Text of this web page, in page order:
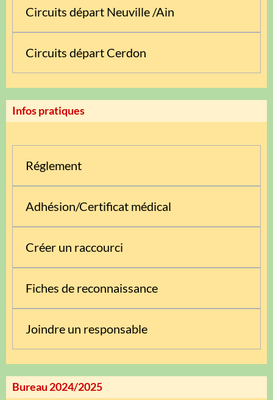
Circuits départ Neuville /Ain
Circuits départ Cerdon
Infos pratiques
Réglement
Adhésion/Certificat médical
Créer un raccourci
Fiches de reconnaissance
Joindre un responsable
Bureau 2024/2025